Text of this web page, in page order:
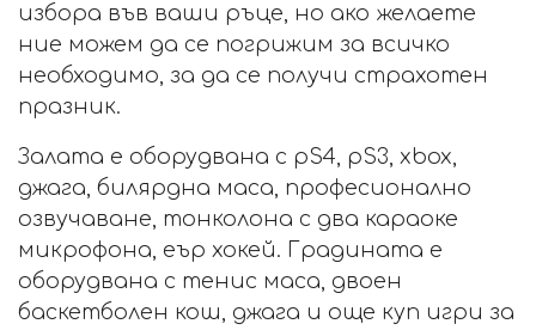
избора във ваши ръце, но ако желаете
ние можем да се погрижим за всичко
необходимо, за да се получи страхотен
празник.
Залата е оборудвана с pS4, pS3, xbox,
джага, билярдна маса, професионално
озвучаване, тонколона с два караоке
микрофона, еър хокей. Градината е
оборудвана с тенис маса, двоен
баскетболен кош, джага и още куп игри за